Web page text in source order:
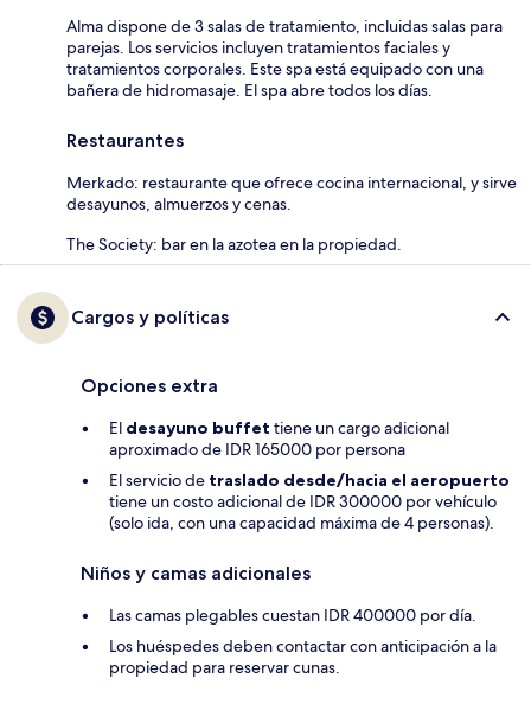
Alma dispone de 3 salas de tratamiento, incluidas salas para
parejas. Los servicios incluyen tratamientos faciales y
tratamientos corporales. Este spa está equipado con una
bañera de hidromasaje. El spa abre todos los días.
Restaurantes
Merkado: restaurante que ofrece cocina internacional, y sirve
desayunos, almuerzos y cenas.
The Society: bar en la azotea en la propiedad.
Cargos y políticas
Opciones extra
El desayuno buffet tiene un cargo adicional
aproximado de IDR 165000 por persona
El servicio de traslado desde/hacia el aeropuerto
tiene un costo adicional de IDR 300000 por vehículo
(solo ida, con una capacidad máxima de 4 personas).
Niños y camas adicionales
Las camas plegables cuestan IDR 400000 por día.
Los huéspedes deben contactar con anticipación a la
propiedad para reservar cunas.